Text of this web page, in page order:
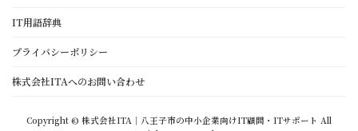
IT用語辞典
プライバシーポリシー
株式会社ITAへのお問い合わせ
Copyright © 株式会社ITA｜八王子市の中小企業向けIT顧問・ITサポート All